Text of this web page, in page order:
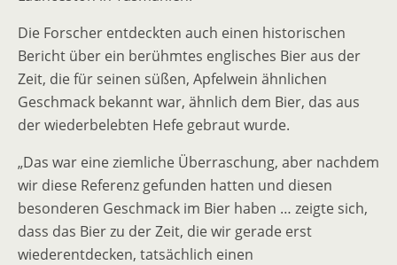
Die Forscher entdeckten auch einen historischen
Bericht über ein berühmtes englisches Bier aus der
Zeit, die für seinen süßen, Apfelwein ähnlichen
Geschmack bekannt war, ähnlich dem Bier, das aus
der wiederbelebten Hefe gebraut wurde.
„Das war eine ziemliche Überraschung, aber nachdem
wir diese Referenz gefunden hatten und diesen
besonderen Geschmack im Bier haben … zeigte sich,
dass das Bier zu der Zeit, die wir gerade erst
wiederentdecken, tatsächlich einen